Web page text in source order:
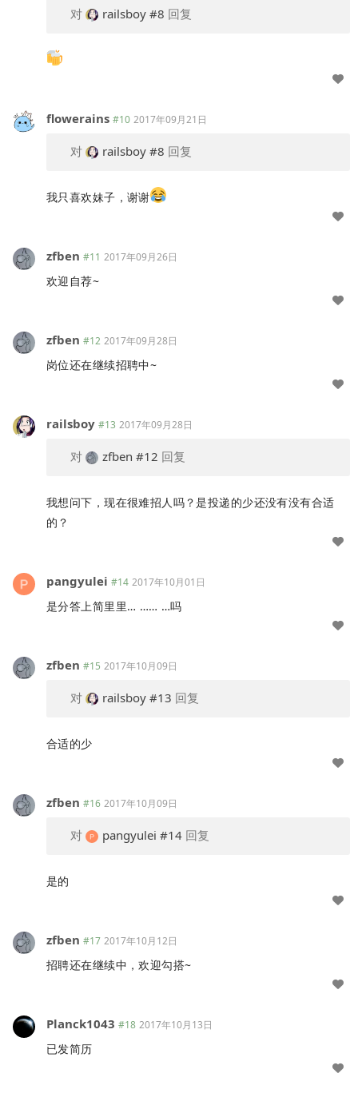
对 railsboy #8 回复
flowerains #10 2017年09月21日
对 railsboy #8 回复
我只喜欢妹子，谢谢
zfben #11 2017年09月26日
欢迎自荐~
zfben #12 2017年09月28日
岗位还在继续招聘中~
railsboy #13 2017年09月28日
对 zfben #12 回复
我想问下，现在很难招人吗？是投递的少还没有没有合适
的？
pangyulei #14 2017年10月01日
是分答上简里里… …… …吗
zfben #15 2017年10月09日
对 railsboy #13 回复
合适的少
zfben #16 2017年10月09日
对 pangyulei #14 回复
是的
zfben #17 2017年10月12日
招聘还在继续中，欢迎勾搭~
Planck1043 #18 2017年10月13日
已发简历